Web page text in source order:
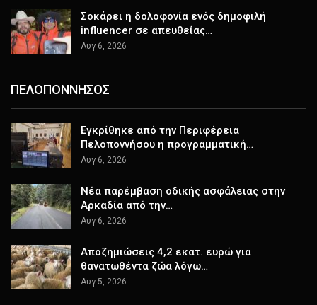
Σοκάρει η δολοφονία ενός δημοφιλή
influencer σε απευθείας…
Αυγ 6, 2026
ΠΕΛΟΠΟΝΝΗΣΟΣ
Εγκρίθηκε από την Περιφέρεια
Πελοποννήσου η προγραμματική…
Αυγ 6, 2026
Νέα παρέμβαση οδικής ασφάλειας στην
Αρκαδία από την…
Αυγ 6, 2026
Αποζημιώσεις 4,2 εκατ. ευρώ για
θανατωθέντα ζώα λόγω…
Αυγ 5, 2026